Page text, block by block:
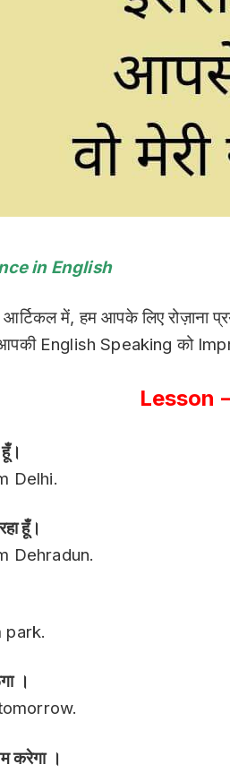
in English
में, हम आपके लिए रोज़ाना
English Speaking को
Lesson
Delhi.
हूँ।
Dehradun.
park.
।
करेगा ।